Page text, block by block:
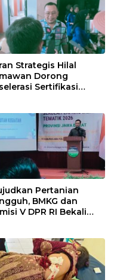
Strategis Hilal
Dorong
Sertifikasi
Pertanian
BMKG dan
V DPR RI Bekali